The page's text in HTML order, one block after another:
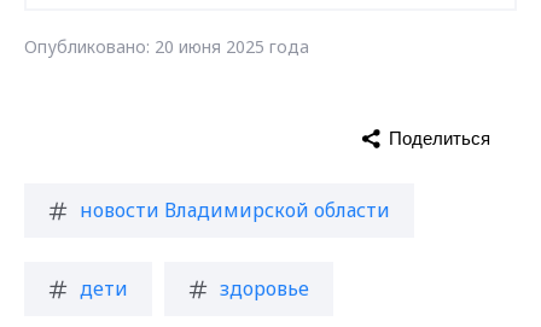
Опубликовано: 20 июня 2025 года
новости Владимирской области
дети здоровье
Поделиться